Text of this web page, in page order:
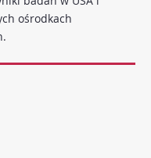
ośrodkach